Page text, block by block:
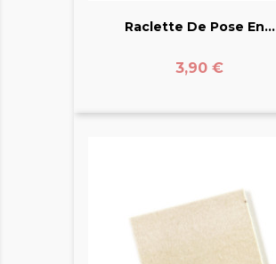
Raclette De Pose En...
Prix
3,90 €